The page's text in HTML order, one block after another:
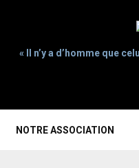
« Il n’y a d’homme que
NOTRE ASSOCIATION